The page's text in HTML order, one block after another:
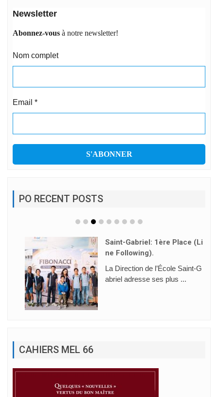
Newsletter
Abonnez-vous à notre newsletter!
Nom complet
Email *
PO RECENT POSTS
Saint-Gabriel: 1ère Place (Li
Ne Following).
La Direction de l’École Saint-G
abriel adresse ses plus ...
CAHIERS MEL 66